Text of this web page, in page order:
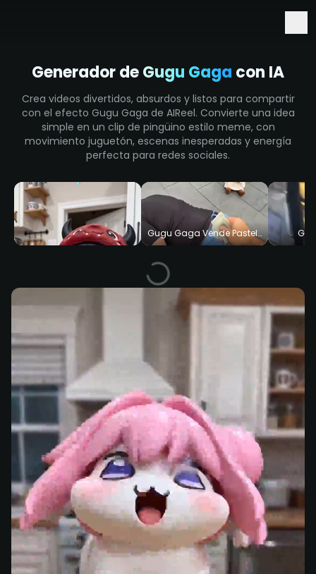
Generador deGugu Gaga con IA
Crea videos divertidos, absurdos y listos para compartir
con el efecto Gugu Gaga de AIReel. Convierte una idea
simple en un clip de pingüino estilo meme, con
movimiento juguetón, escenas inesperadas y energía
perfecta para redes sociales.
Gugu Gaga Juega Con Doro
Gugu Gaga Vende Pasteles